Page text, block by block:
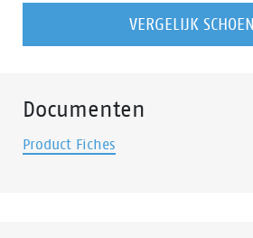
VERGELIJK SCHOEN
Documenten
Product Fiches